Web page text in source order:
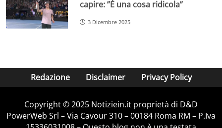
capire: ”È una cosa ridicola”
3 Dicembre 2025
Redazione Disclaimer Privacy Policy
Copyright © 2025 Notiziein.it proprietà di D&D
PowerWeb Srl – Via Cavour 310 – 00184 Roma RM – P.Iva